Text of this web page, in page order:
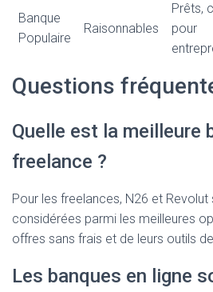
Banque
Populaire
Raisonnables
Prêts,
pour
Questions
Quelle est la meilleure
freelance ?
Pour les freelances, N26 et
considérées parmi les meilleures
offres sans frais et de leurs outils
Les banques en ligne